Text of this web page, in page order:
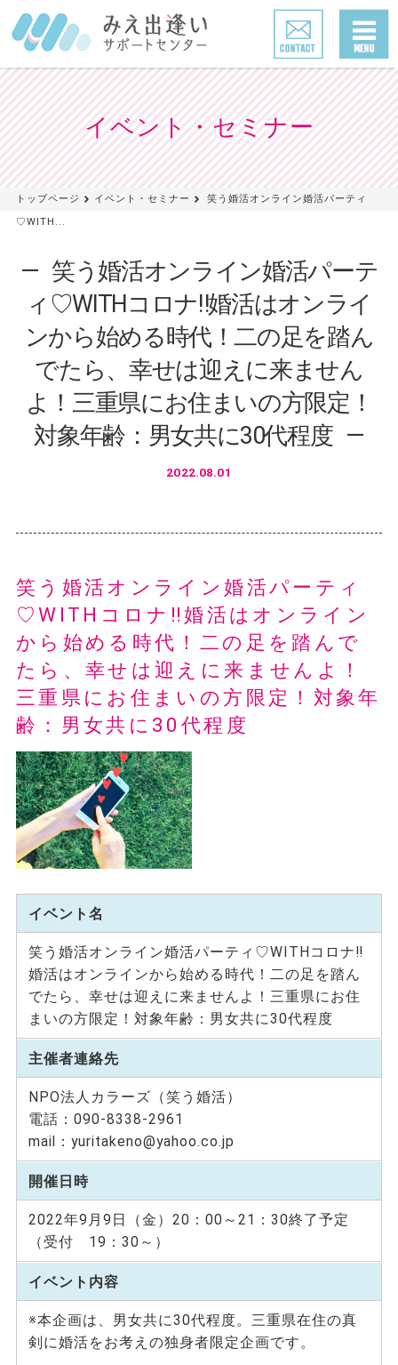
イベント・セミナー
トップページ イベント・セミナー
笑う婚活オンライン婚活パーティ
♡WITH...
笑う婚活オンライン婚活パーテ
ィ♡WITHコロナ‼婚活はオンライ
ンから始める時代！二の足を踏ん
でたら、幸せは迎えに来ません
よ！三重県にお住まいの方限定！
対象年齢：男女共に30代程度
2022.08.01
笑う婚活オンライン婚活パーティ
♡WITHコロナ‼婚活はオンライン
から始める時代！二の足を踏んで
たら、幸せは迎えに来ませんよ！
三重県にお住まいの方限定！対象年
齢：男女共に30代程度
イベント名
笑う婚活オンライン婚活パーティ♡WITHコロナ‼
婚活はオンラインから始める時代！二の足を踏ん
でたら、幸せは迎えに来ませんよ！三重県にお住
まいの方限定！対象年齢：男女共に30代程度
主催者連絡先
NPO法人カラーズ（笑う婚活）
電話：090-8338-2961
mail：yuritakeno@yahoo.co.jp
開催日時
2022年9月9日（金）20：00～21：30終了予定
（受付 19：30～）
イベント内容
※本企画は、男女共に30代程度。三重県在住の真
剣に婚活をお考えの独身者限定企画です。